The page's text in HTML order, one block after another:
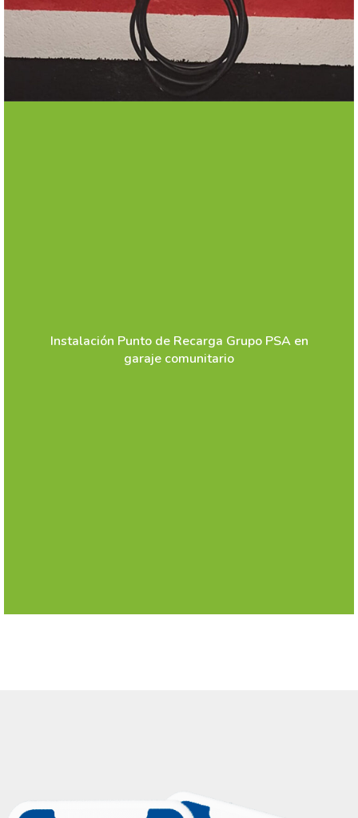
Instalación Punto de Recarga Grupo PSA en
garaje comunitario